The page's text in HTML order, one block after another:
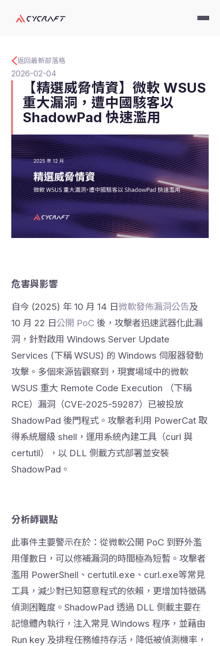
返回最新部落格
2026-02-04
【精選威脅情資】微軟 WSUS
重大漏洞，遭中國駭客以
ShadowPad 快速濫用
危害與影響
自今 (2025) 年 10 月 14 日微軟發佈漏洞公告及
10 月 22 日公開 PoC後，攻擊者迅速武器化此漏
洞，針對啟用 Windows Server Update
Services (下稱 WSUS) 的 Windows 伺服器發動
攻擊。多個來源皆觀察到，現實場域中的微軟
WSUS 重大 Remote Code Execution （下稱
RCE）漏洞（CVE-2025-59287）已被投放
ShadowPad 後門程式。攻擊者利用 PowerCat 取
得系統層級 shell，運用系統內建工具（curl 與
certutil），以 DLL 側載方式部署並安裝
ShadowPad。
分析師觀點
此事件主要警示在於：從微軟公開 PoC 到野外濫
用僅數日，可以修補漏洞的時間極為短暫。攻擊者
濫用 PowerShell、certutil.exe、curl.exe等常見
工具，減少對已知惡意程式的依賴，更增加特徵碼
偵測困難度。ShadowPad 透過 DLL 側載主要在
記憶體內執行，注入常見 Windows 程序，並藉由
Run key 及排程任務維持存活，降低被偵測機率，